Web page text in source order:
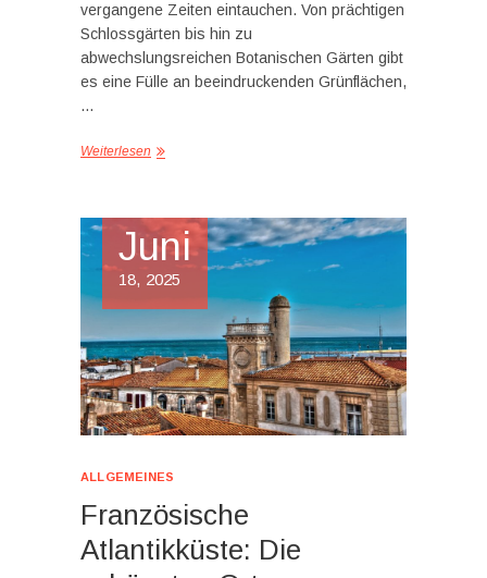
vergangene Zeiten eintauchen. Von prächtigen
Schlossgärten bis hin zu
abwechslungsreichen Botanischen Gärten gibt
es eine Fülle an beeindruckenden Grünflächen,
…
Weiterlesen
Juni
18, 2025
ALLGEMEINES
Französische
Atlantikküste: Die